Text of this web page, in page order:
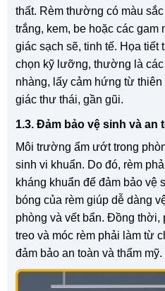
thất. Rèm thường có màu
trắng, kem, be hoặc các gam
giác sạch sẽ, tinh tế. Họa
chọn kỹ lưỡng, thường là
nhàng, lấy cảm hứng từ
giác thư thái, gần gũi.
1.3. Đảm bảo vệ sinh và an
Môi trường ẩm ướt trong
sinh vi khuẩn. Do đó, rèm
kháng khuẩn để đảm bảo vệ
bóng của rèm giúp dễ dàng
phòng và vết bẩn. Đồng thời,
treo và móc rèm phải làm từ
đảm bảo an toàn và thẩm mỹ.